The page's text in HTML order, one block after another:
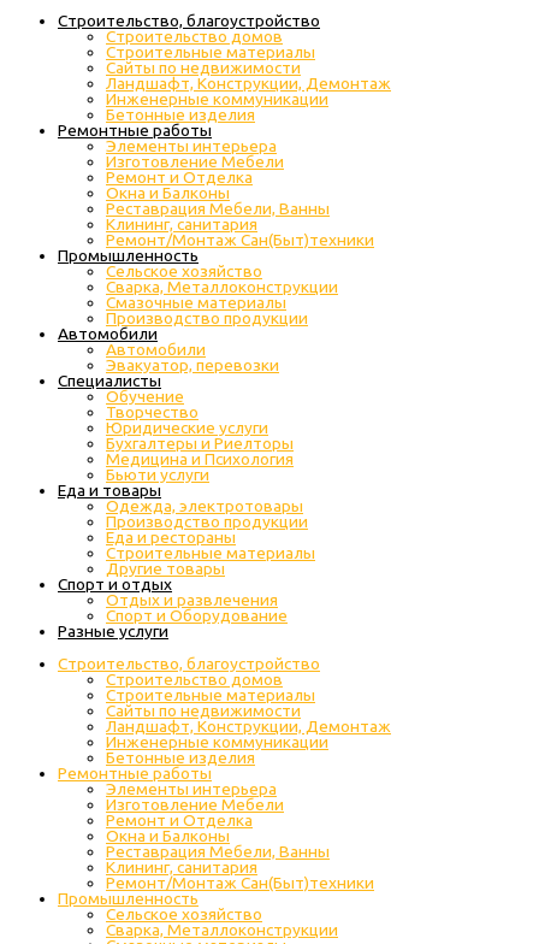
Строительство, благоустройство
Строительство домов
Строительные материалы
Сайты по недвижимости
Ландшафт, Конструкции, Демонтаж
Инженерные коммуникации
Бетонные изделия
Ремонтные работы
Элементы интерьера
Изготовление Мебели
Ремонт и Отделка
Окна и Балконы
Реставрация Мебели, Ванны
Клининг, санитария
Ремонт/Монтаж Сан(Быт)техники
Промышленность
Cельское хозяйство
Сварка, Металлоконструкции
Cмазочные материалы
Производство продукции
Автомобили
Автомобили
Эвакуатор, перевозки
Специалисты
Обучение
Творчество
Юридические услуги
Бухгалтеры и Риелторы
Медицина и Психология
Бьюти услуги
Еда и товары
Одежда, электротовары
Производство продукции
Еда и рестораны
Строительные материалы
Другие товары
Спорт и отдых
Отдых и развлечения
Спорт и Оборудование
Разные услуги
Строительство, благоустройство
Строительство домов
Строительные материалы
Сайты по недвижимости
Ландшафт, Конструкции, Демонтаж
Инженерные коммуникации
Бетонные изделия
Ремонтные работы
Элементы интерьера
Изготовление Мебели
Ремонт и Отделка
Окна и Балконы
Реставрация Мебели, Ванны
Клининг, санитария
Ремонт/Монтаж Сан(Быт)техники
Промышленность
Cельское хозяйство
Сварка, Металлоконструкции